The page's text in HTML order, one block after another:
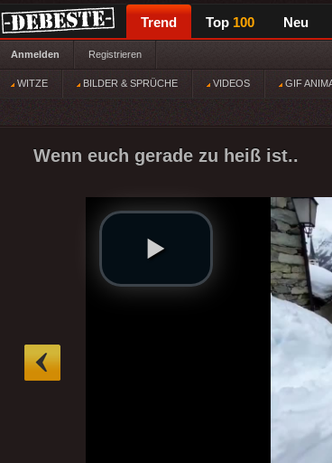
Trend Top 100 Neu
Anmelden Registrieren
WITZE BILDER & SPRÜCHE VIDEOS GIF
Wenn euch gerade zu heiß ist..